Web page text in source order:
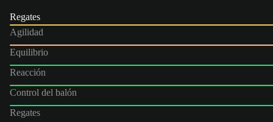
Regates
Agilidad
Equilibrio
Reacción
Control del balón
Regates